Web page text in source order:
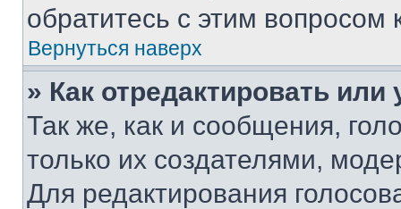
обратитесь с этим вопросом
Вернуться наверх
» Как отредактировать
Так же, как и сообщения,
только их создателями,
Для редактирования